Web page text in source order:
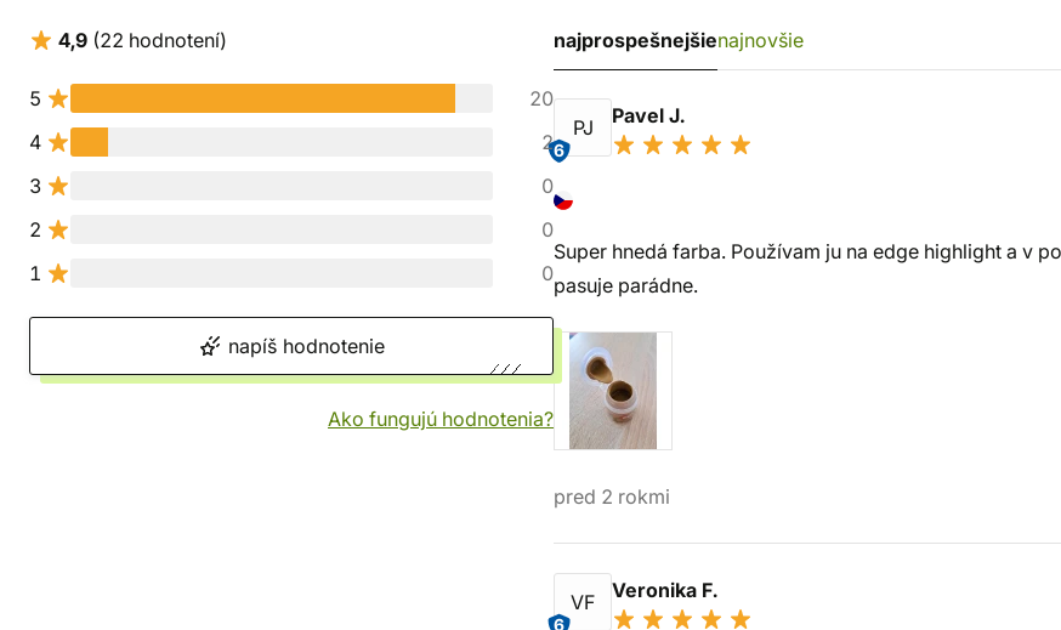
4,9 (22 hodnotení)
5
20
4
2
3
0
2
0
1
0
napíš hodnotenie
Ako fungujú hodnotenia?
najprospešnejšienajnovšie
PJ
6
Pavel J.
Super hnedá farba. Používam ju na edge highlight a v
pasuje parádne.
pred 2 rokmi
VF
6
Veronika F.